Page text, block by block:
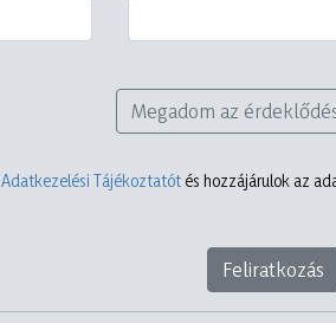
Megadom az
Adatkezelési Tájékoztatót és hozzájárulok az
Feliratkozás